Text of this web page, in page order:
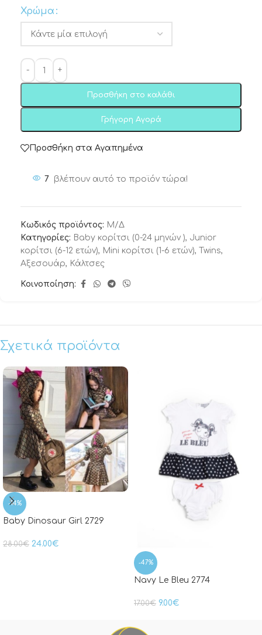
Χρώμα
Προσθήκη στο καλάθι
Γρήγορη Αγορά
Προσθήκη στα Αγαπημένα
7 βλέπουν αυτό το προϊόν τώρα!
Κωδικός προϊόντος: Μ/Δ
Κατηγορίες: Baby κορίτσι (0-24 μηνών ), Junior
κορίτσι (6-12 ετών), Mini κορίτσι (1-6 ετών), Twins,
Αξεσουάρ, Κάλτσες
Κοινοποίηση:
Σχετικά προϊόντα
-14%
Baby Dinosaur Girl 2729
28.00€ 24.00€
-47%
Navy Le Bleu 2774
17.00€ 9.00€